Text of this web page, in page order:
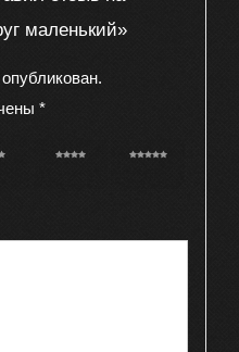
маленький»
*
4 из 5
5 из 5